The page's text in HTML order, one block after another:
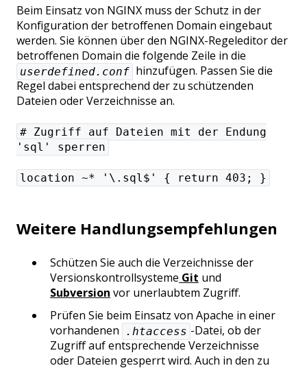
Beim Einsatz von NGINX muss der Schutz in der
Konfiguration der betroffenen Domain eingebaut
werden. Sie können über den NGINX-Regeleditor der
betroffenen Domain die folgende Zeile in die
userdefined.conf hinzufügen. Passen Sie die
Regel dabei entsprechend der zu schützenden
Dateien oder Verzeichnisse an.
# Zugriff auf Dateien mit der Endung
'sql' sperren
location ~* '\.sql$' { return 403; }
Weitere Handlungsempfehlungen
Schützen Sie auch die Verzeichnisse der
Versionskontrollsysteme Git und
Subversion vor unerlaubtem Zugriff.
Prüfen Sie beim Einsatz von Apache in einer
vorhandenen
.htaccess -Datei, ob der
Zugriff auf entsprechende Verzeichnisse
oder Dateien gesperrt wird. Auch in den zu